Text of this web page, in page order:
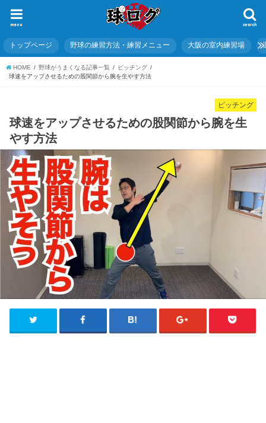
search
menu
トップページ 野球の練習方法・練習メニュー 大阪の室内練習場
HOME 野球がうまくなる記事一覧
ピッチング
球速をアップさせるための股関節から腕を生やす方法
ピッチング
球速をアップさせるための股関節から腕を生
やす方法